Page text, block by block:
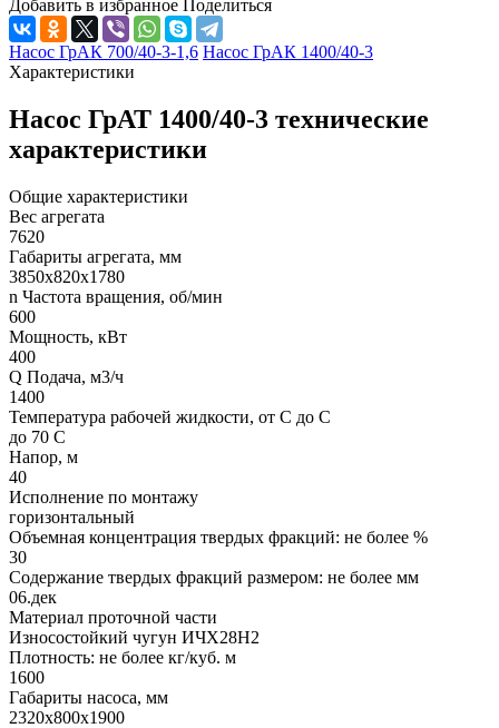
Добавить в избранное Поделиться
Насос ГрАК 700/40-3-1,6 Насос ГрАК 1400/40-3
Характеристики
Насос ГрАТ 1400/40-3 технические
характеристики
Общие характеристики
Вес агрегата
7620
Габариты агрегата, мм
3850х820х1780
n Частота вращения, об/мин
600
Мощность, кВт
400
Q Подача, м3/ч
1400
Температура рабочей жидкости, от С до С
до 70 С
Напор, м
40
Исполнение по монтажу
горизонтальный
Объемная концентрация твердых фракций: не более %
30
Содержание твердых фракций размером: не более мм
06.дек
Материал проточной части
Износостойкий чугун ИЧХ28Н2
Плотность: не более кг/куб. м
1600
Габариты насоса, мм
2320х800х1900